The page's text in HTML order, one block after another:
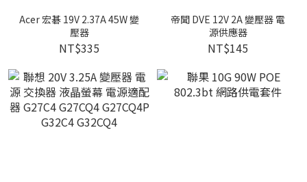
Acer 宏碁 19V 2.37A 45W 變
壓器
NT$335
帝聞 DVE 12V 2A 變壓器 電
源供應器
NT$145